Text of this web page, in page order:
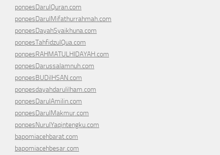
ponpesDarulQuran.com
ponpesDarulMifathurrahmah.com
ponpesDayahSyaikhuna.com
ponpesTahfidzulQua.com
ponpesRAHMATULHIDAYAH.com
ponpesDarussalamnuh.com
ponpesBUDiIHSAN.com
ponpesdayahdarulilham.com
ponpesDarulAmilin.com
ponpesDarulMakmur.com
ponpesNurulYaqintengku.com
bapomiacehbarat.com
bapomiacehbesar.com